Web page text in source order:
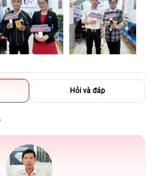
Hỏi và đáp